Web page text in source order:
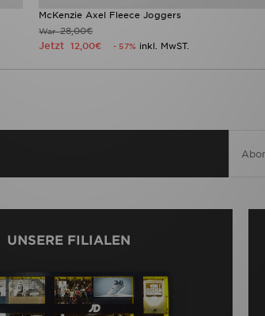
McKenzie Axel Fleece Joggers
War28,00€
Jetzt12,00€ - 57% inkl. MwST.
UNSERE FILIALEN